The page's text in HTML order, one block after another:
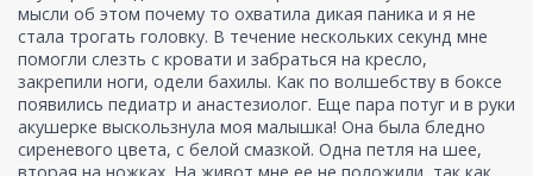
мысли об этом почему то охватила дикая паника и я не
стала трогать головку. В течение нескольких секунд мне
помогли слезть с кровати и забраться на кресло,
закрепили ноги, одели бахилы. Как по волшебству в боксе
появились педиатр и анастезиолог. Еще пара потуг и в руки
акушерке выскользнула моя малышка! Она была бледно
сиреневого цвета, с белой смазкой. Одна петля на шее,